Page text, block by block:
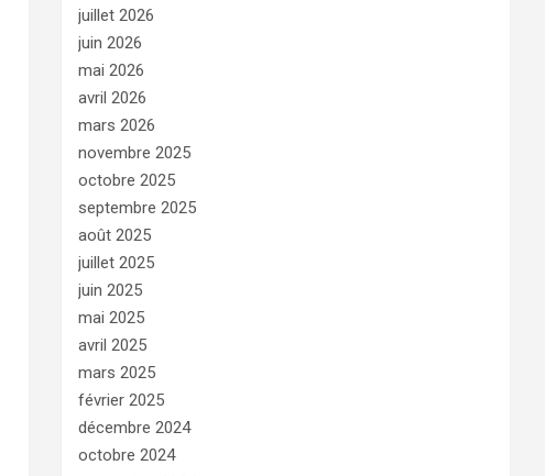
juillet 2026
juin 2026
mai 2026
avril 2026
mars 2026
novembre 2025
octobre 2025
septembre 2025
août 2025
juillet 2025
juin 2025
mai 2025
avril 2025
mars 2025
février 2025
décembre 2024
octobre 2024